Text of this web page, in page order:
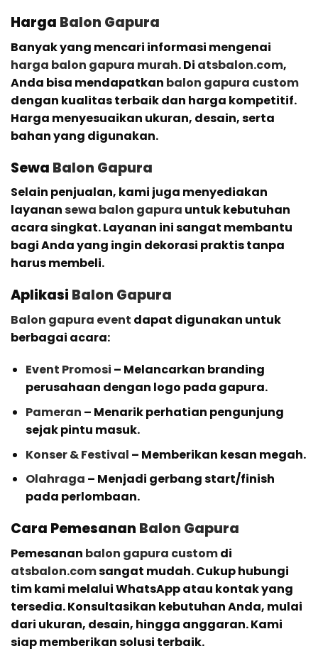
Harga Balon Gapura
Banyak yang mencari informasi mengenai
harga balon gapura murah. Di atsbalon.com,
Anda bisa mendapatkan balon gapura custom
dengan kualitas terbaik dan harga kompetitif.
Harga menyesuaikan ukuran, desain, serta
bahan yang digunakan.
Sewa Balon Gapura
Selain penjualan, kami juga menyediakan
layanansewa balon gapura untuk kebutuhan
acara singkat. Layanan ini sangat membantu
bagi Anda yang ingin dekorasi praktis tanpa
harus membeli.
Aplikasi Balon Gapura
Balon gapura event dapat digunakan untuk
berbagai acara:
Event Promosi – Melancarkan branding
perusahaan dengan logo pada gapura.
Pameran – Menarik perhatian pengunjung
sejak pintu masuk.
Konser & Festival – Memberikan kesan megah.
Olahraga – Menjadi gerbang start/finish
pada perlombaan.
Cara Pemesanan Balon Gapura
Pemesanan balon gapura customdi
atsbalon.comsangat mudah. Cukup hubungi
tim kami melalui WhatsApp atau kontak yang
tersedia. Konsultasikan kebutuhan Anda, mulai
dari ukuran, desain, hingga anggaran. Kami
siap memberikan solusi terbaik.